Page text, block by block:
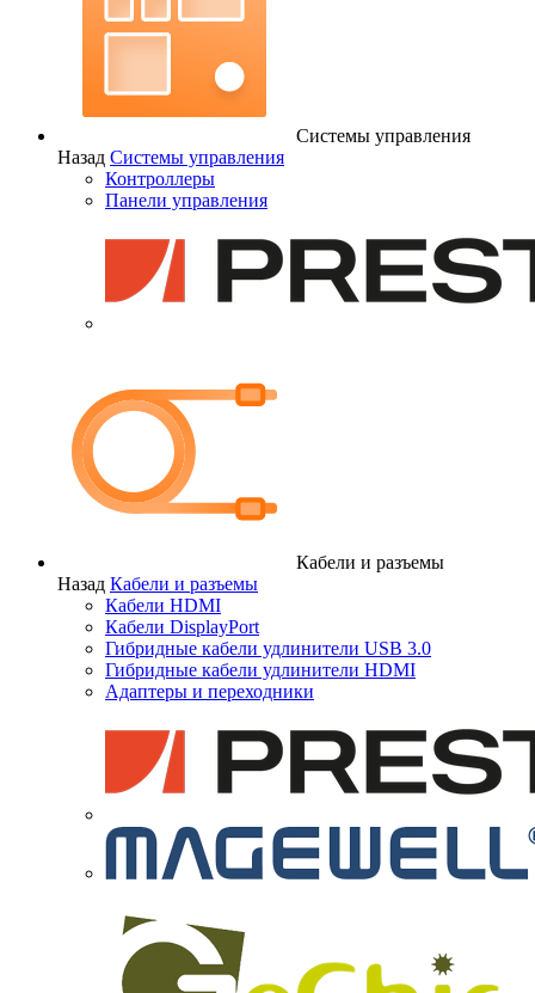
Системы управления
Назад Системы управления
Контроллеры
Панели управления
Кабели и разъемы
Назад Кабели и разъемы
Кабели HDMI
Кабели DisplayPort
Гибридные кабели удлинители USB 3.0
Гибридные кабели удлинители HDMI
Адаптеры и переходники